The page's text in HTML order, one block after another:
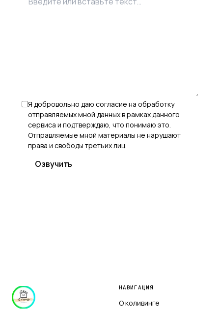
Я добровольно даю согласие на обработку
отправляемых мной данных в рамках данного
сервиса и подтверждаю, что понимаю это.
Отправляемые мной материалы не нарушают
права и свободы третьих лиц.
Озвучить
НАВИГАЦИЯ
О коливинге